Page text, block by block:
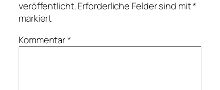
veröffentlicht.Erforderliche Felder sind mit*
markiert
Kommentar*